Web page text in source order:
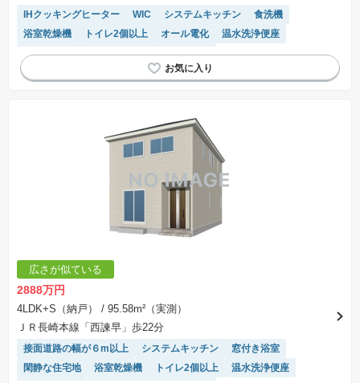
場合があります。
IHクッキングヒーター WIC システムキッチン
食洗機
浴室乾燥機
トイレ2個以上 オール電化
温水洗浄便座
対面キッチン
モニター付きインターホン
広さが似ている
2888万円
4LDK+S（納戸）
/ 95.58m²（実測）
ＪＲ長崎本線「西諫早」歩22分
接面道路の幅が６m以上 システムキッチン
窓付き浴室
閑静な住宅地
浴室乾燥機 トイレ2個以上
温水洗浄便座